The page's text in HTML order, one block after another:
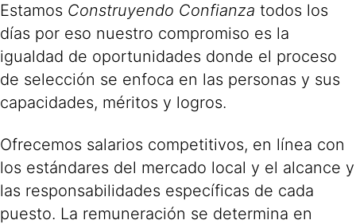
Estamos Construyendo Confianza todos los
días por eso nuestro compromiso es la
igualdad de oportunidades donde el proceso
de selección se enfoca en las personas y sus
capacidades, méritos y logros.
Ofrecemos salarios competitivos, en línea con
los estándares del mercado local y el alcance y
las responsabilidades específicas de cada
puesto. La remuneración se determina en